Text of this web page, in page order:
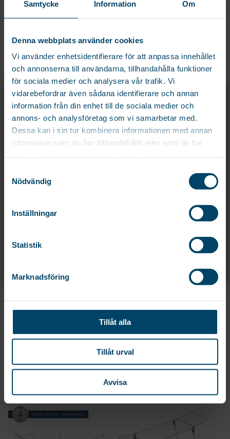
Samtycke Information Om
Denna webbplats använder cookies
Vi använder enhetsidentifierare för att anpassa innehållet
och annonserna till användarna, tillhandahålla funktioner
för sociala medier och analysera vår trafik. Vi
vidarebefordrar även sådana identifierare och annan
information från din enhet till de sociala medier och
annons- och analysföretag som vi samarbetar med.
Dessa kan i sin tur kombinera informationen med annan
information som du har tillhandahållit eller som de har
Nödvändig
Inställningar
Statistik
Marknadsföring
Tillåt alla
Tillåt urval
Avvisa
TVÄTTLINA 60 METER
MED BUSSNINGAR
Vädertålig och slitstark tvättlina
med polyesterkärna.
Bussningar medföljer.
TVÄTTLINA 60 METER
Vädertålig och slitstark tvättlina
med Polypropenkärna.
69kr
RELATERADE PRODUKTER
klädnypa i plast med
TORKSTATIV UNIVERSAL
Torkstativ för balkong, element,
Inställbart...
189
REGISTRERA DIG OCH FÅ 15% PÅ DIN
FÖRSTA ORDER!
Registrera dig för att ta del av exklusiva erbjudanden och de senaste
nyheterna före alla andra!
Email*